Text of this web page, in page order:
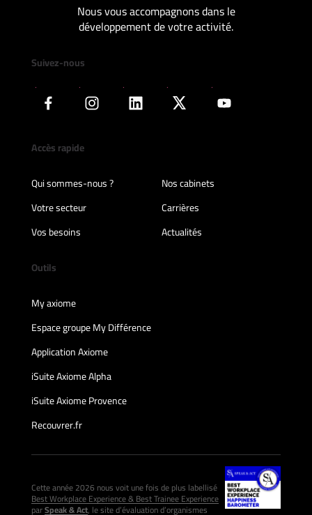
Nous vous accompagnons dans le
développement de votre activité.
Suivez-nous
Accès rapide
Qui sommes-nous ?
Nos cabinets
Votre secteur
Carrières
Vos besoins
Actualités
Outils
My axiome
Espace groupe My Différence
Application Axiome
iSuite Axiome Alpha
iSuite Axiome Provence
Recouvrer.fr
Cette année 2026 nous voit une fois de plus labellisé
Best Workplace Experience & Best Trainee Experience
parSpeak & Act, le site d’évaluation d’organismes